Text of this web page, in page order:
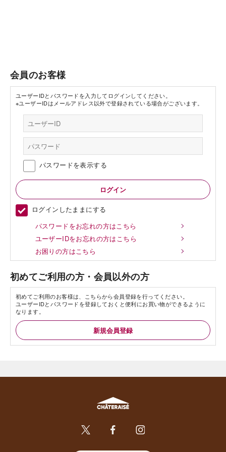
会員のお客様
ユーザーIDとパスワードを入力してログインしてください。
※ユーザーIDはメールアドレス以外で登録されている場合がございます。
パスワードを表示する
ログインしたままにする
パスワードをお忘れの方はこちら
ユーザーIDをお忘れの方はこちら
お困りの方はこちら
初めてご利用の方・会員以外の方
初めてご利用のお客様は、こちらから会員登録を行ってください。
ユーザーIDとパスワードを登録しておくと便利にお買い物ができるように
なります。